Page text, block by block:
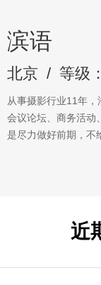
滨语
北京 / 等级
从事摄影行业11年
会议论坛、商务活动
是尽力做好前期，不
近